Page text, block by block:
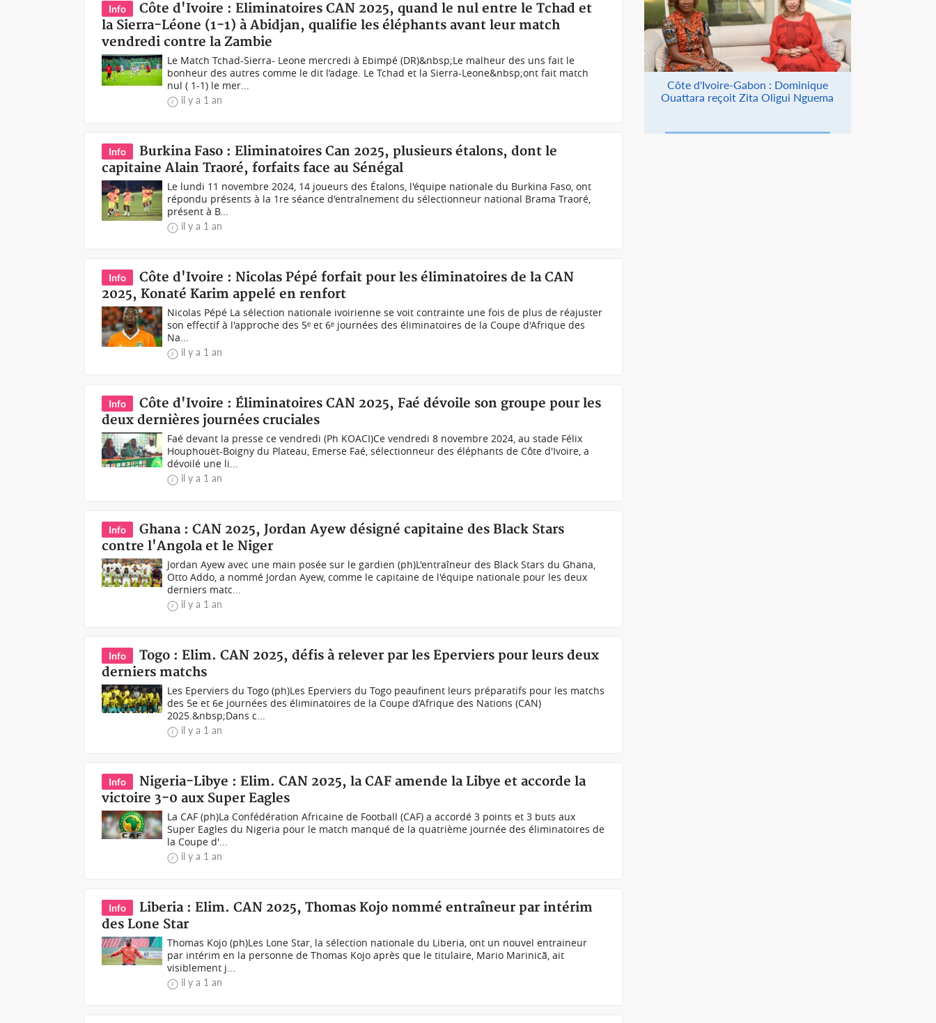
Info
Côte d'Ivoire : Eliminatoires CAN 2025, quand le nul entre le Tchad et
la Sierra-Léone (1-1) à Abidjan, qualifie les éléphants avant leur match
vendredi contre la Zambie
Le Match Tchad-Sierra- Leone mercredi à Ebimpé (DR)&nbsp;Le malheur des uns fait le
bonheur des autres comme le dit l’adage. Le Tchad et la Sierra-Leone&nbsp;ont fait match
nul ( 1-1) le mer...
il y a 1 an
Info
Burkina Faso : Eliminatoires Can 2025, plusieurs étalons, dont le
capitaine Alain Traoré, forfaits face au Sénégal
Le lundi 11 novembre 2024, 14 joueurs des Étalons, l'équipe nationale du Burkina Faso, ont
répondu présents à la 1re séance d'entraînement du sélectionneur national Brama Traoré,
présent à B...
il y a 1 an
Info
Côte d'Ivoire : Nicolas Pépé forfait pour les éliminatoires de la CAN
2025, Konaté Karim appelé en renfort
Nicolas Pépé La sélection nationale ivoirienne se voit contrainte une fois de plus de réajuster
son effectif à l'approche des 5ᵉ et 6ᵉ journées des éliminatoires de la Coupe d'Afrique des
Na...
il y a 1 an
Info
Côte d'Ivoire : Éliminatoires CAN 2025, Faé dévoile son groupe pour les
deux dernières journées cruciales
Faé devant la presse ce vendredi (Ph KOACI)Ce vendredi 8 novembre 2024, au stade Félix
Houphouët-Boigny du Plateau, Emerse Faé, sélectionneur des éléphants de Côte d'Ivoire, a
dévoilé une li...
il y a 1 an
Info
Ghana : CAN 2025, Jordan Ayew désigné capitaine des Black Stars
contre l'Angola et le Niger
Jordan Ayew avec une main posée sur le gardien (ph)L'entraîneur des Black Stars du Ghana,
Otto Addo, a nommé Jordan Ayew, comme le capitaine de l'équipe nationale pour les deux
derniers matc...
il y a 1 an
Info
Togo : Elim. CAN 2025, défis à relever par les Eperviers pour leurs deux
derniers matchs
Les Eperviers du Togo (ph)Les Eperviers du Togo peaufinent leurs préparatifs pour les matchs
des 5e et 6e journées des éliminatoires de la Coupe d’Afrique des Nations (CAN)
2025.&nbsp;Dans c...
il y a 1 an
Info
Nigeria-Libye : Elim. CAN 2025, la CAF amende la Libye et accorde la
victoire 3-0 aux Super Eagles
La CAF (ph)La Confédération Africaine de Football (CAF) a accordé 3 points et 3 buts aux
Super Eagles du Nigeria pour le match manqué de la quatrième journée des éliminatoires de
la Coupe d'...
il y a 1 an
Info
Liberia : Elim. CAN 2025, Thomas Kojo nommé entraîneur par intérim
des Lone Star
Thomas Kojo (ph)Les Lone Star, la sélection nationale du Liberia, ont un nouvel entraineur
par intérim en la personne de Thomas Kojo après que le titulaire, Mario Marinicã, ait
visiblement j...
il y a 1 an
Côte d'Ivoire-Gabon : Dominique
Ouattara reçoit Zita Oligui Nguema